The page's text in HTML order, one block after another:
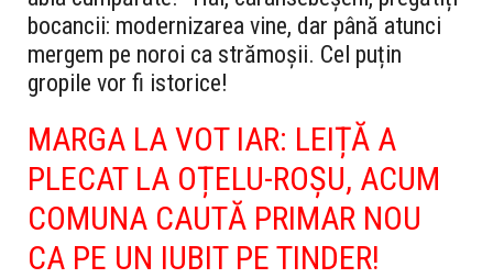
bocancii: modernizarea vine, dar până atunci
mergem pe noroi ca strămoșii. Cel puțin
gropile vor fi istorice!
MARGA LA VOT IAR: LEIȚĂ A
PLECAT LA OȚELU-ROȘU, ACUM
COMUNA CAUTĂ PRIMAR NOU
CA PE UN IUBIT PE TINDER!